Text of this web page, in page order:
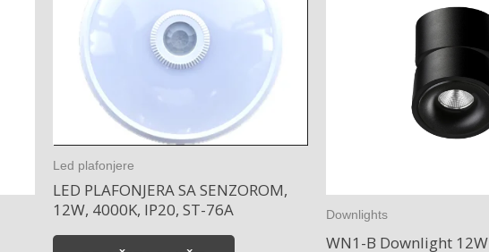
Led plafonjere
LED PLAFONJERA SA SENZOROM,
12W, 4000K, IP20, ST-76A
Downlights
WN1-B Downlight 12W